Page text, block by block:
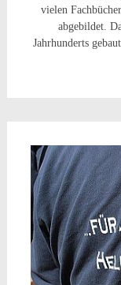
vielen
abgebildet.
Jahrhunderts